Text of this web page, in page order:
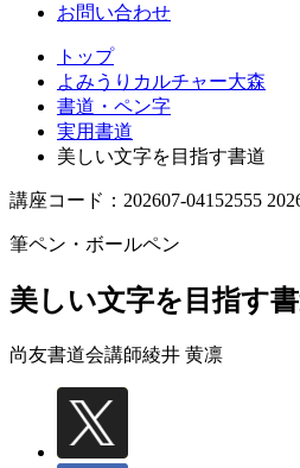
お問い合わせ
トップ
よみうりカルチャー大森
書道・ペン字
実用書道
美しい文字を目指す書道
講座コード：202607-04152555
筆ペン・ボールペン
美しい文字を目指す
尚友書道会講師綾井 黄凛